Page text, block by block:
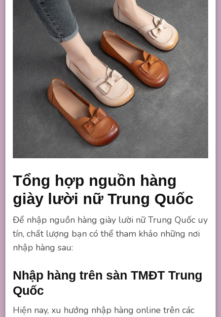
Tổng hợp nguồn hàng
giày lười nữ Trung Quốc
Để nhập nguồn hàng giày lười nữ Trung Quốc uy
tín, chất lượng bạn có thể tham khảo những nơi
nhập hàng sau:
Nhập hàng trên sàn TMĐT Trung
Quốc
Hiện nay, xu hướng nhập hàng online trên các